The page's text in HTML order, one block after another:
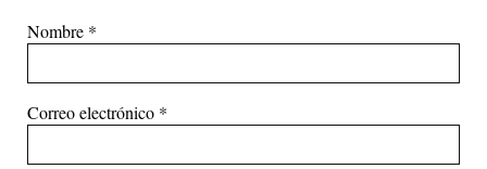
Nombre *
Correo electrónico *